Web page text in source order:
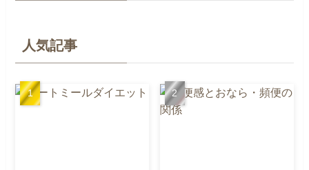
人気記事